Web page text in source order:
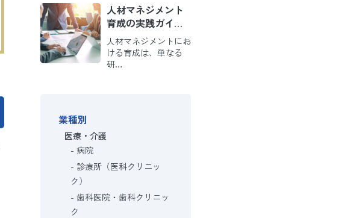
人材マネジメント
育成の実践ガイド
｜戦略を現場の役
割に繋ぎ、自走す
る組織を創る方法
人材マネジメントにお
ける育成は、単なる
研…
業種別
医療・介護
病院
診療所（医科クリニッ
ク）
歯科医院・歯科クリニッ
ク